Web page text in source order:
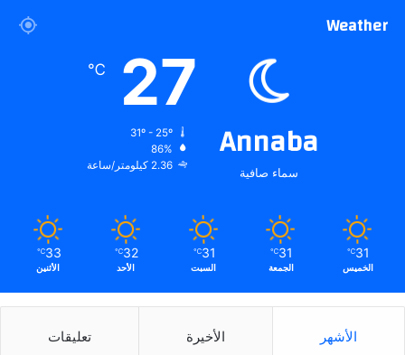
Weather
Annaba
سماء صافية
27
℃
86%
2.36 كيلومتر/ساعة
31
℃
الخميس
31
℃
الجمعة
31
℃
السبت
32
℃
الأحد
33
℃
الأثنين
الأشهر الأخيرة تعليقات